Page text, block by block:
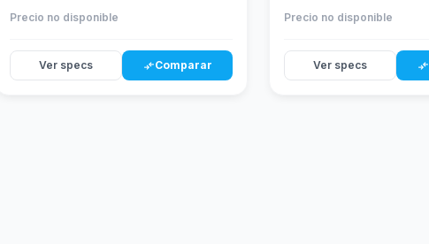
Precio no disponible
Ver specs compare_arrowsComparar
Precio no disponible
Ver specs compare_arrows